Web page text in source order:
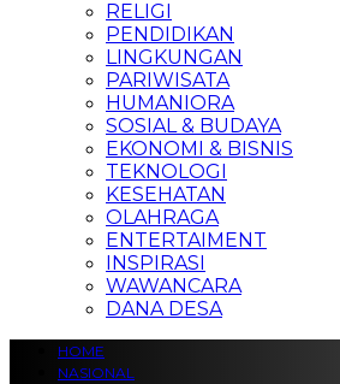
RELIGI
PENDIDIKAN
LINGKUNGAN
PARIWISATA
HUMANIORA
SOSIAL & BUDAYA
EKONOMI & BISNIS
TEKNOLOGI
KESEHATAN
OLAHRAGA
ENTERTAIMENT
INSPIRASI
WAWANCARA
DANA DESA
HOME
NASIONAL